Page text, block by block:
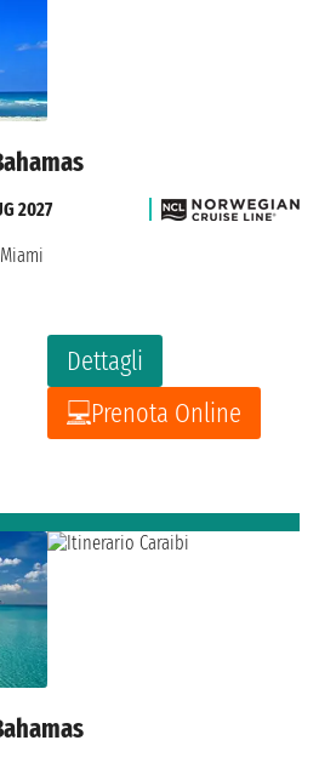
Dettagli
Prenota Online
2027
Miami